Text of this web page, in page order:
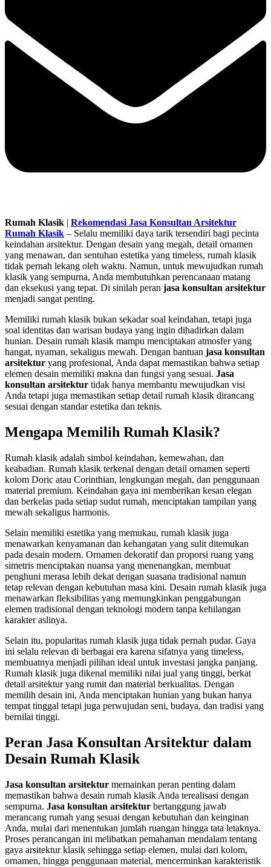
Rumah Klasik | Rekomendasi Jasa Konsultan Arsitektur
Rumah Klasik – Selalu memiliki daya tarik tersendiri bagi pecinta
keindahan arsitektur. Dengan desain yang megah, detail ornamen
yang menawan, dan sentuhan estetika yang timeless, rumah klasik
tidak pernah lekang oleh waktu. Namun, untuk mewujudkan rumah
klasik yang sempurna, Anda membutuhkan perencanaan matang
dan eksekusi yang tepat. Di sinilah peran jasa konsultan arsitektur
menjadi sangat penting.
Memiliki rumah klasik bukan sekadar soal keindahan, tetapi juga
soal identitas dan warisan budaya yang ingin dihadirkan dalam
hunian. Desain rumah klasik mampu menciptakan atmosfer yang
hangat, nyaman, sekaligus mewah. Dengan bantuan jasa konsultan
arsitektur yang profesional, Anda dapat memastikan bahwa setiap
elemen desain memiliki makna dan fungsi yang sesuai. Jasa
konsultan arsitektur tidak hanya membantu mewujudkan visi
Anda tetapi juga memastikan setiap detail rumah klasik dirancang
sesuai dengan standar estetika dan teknis.
Mengapa Memilih Rumah Klasik?
Rumah klasik adalah simbol keindahan, kemewahan, dan
keabadian. Rumah klasik terkenal dengan detail ornamen seperti
kolom Doric atau Corinthian, lengkungan megah, dan penggunaan
material premium. Keindahan gaya ini memberikan kesan elegan
dan berkelas pada setiap sudut rumah, menciptakan tampilan yang
mewah sekaligus harmonis.
Selain memiliki estetika yang memukau, rumah klasik juga
menawarkan kenyamanan dan kehangatan yang sulit ditemukan
pada desain modern. Ornamen dekoratif dan proporsi ruang yang
simetris menciptakan nuansa yang menenangkan, membuat
penghuni merasa lebih dekat dengan suasana tradisional namun
tetap relevan dengan kebutuhan masa kini. Desain rumah klasik juga
menawarkan fleksibilitas yang memungkinkan penggabungan
elemen tradisional dengan teknologi modern tanpa kehilangan
karakter aslinya.
Selain itu, popularitas rumah klasik juga tidak pernah pudar. Gaya
ini selalu relevan di berbagai era karena sifatnya yang timeless,
membuatnya menjadi pilihan ideal untuk investasi jangka panjang.
Rumah klasik juga dikenal memiliki nilai jual yang tinggi, berkat
detail arsitektur yang rumit dan material berkualitas. Dengan
memilih desain ini, Anda menciptakan hunian yang bukan hanya
tempat tinggal tetapi juga perwujudan seni, budaya, dan tradisi yang
bernilai tinggi.
Peran Jasa Konsultan Arsitektur dalam
Desain Rumah Klasik
Jasa konsultan arsitektur memainkan peran penting dalam
memastikan bahwa desain rumah klasik Anda terealisasi dengan
sempurna. Jasa konsultan arsitektur bertanggung jawab
merancang rumah yang sesuai dengan kebutuhan dan keinginan
Anda, mulai dari menentukan jumlah ruangan hingga tata letaknya.
Proses perancangan ini melibatkan pemahaman mendalam tentang
gaya arsitektur klasik sehingga setiap elemen, mulai dari kolom,
ornamen, hingga penggunaan material, mencerminkan karakteristik